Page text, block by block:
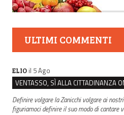
ULTIMI COMMENTI
ELIO il 5 Ago
Definire volgare la Zanicchi volgare ai
figuriamoci definire il suo modo di cantare